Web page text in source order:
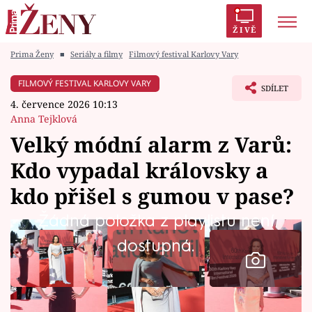
ŽIVĚ
Módní alarm
Zrádci Proměny
Témata
Celebrity
Vztahy
Seriály
Prima Ženy ■ Seriály a filmy Filmový festival Karlovy Vary
FILMOVÝ FESTIVAL KARLOVY VARY
4. července 2026 10:13
Anna Tejklová
SDÍLET
Velký módní alarm z Varů:
Kdo vypadal královsky a
kdo přišel s gumou v pase?
Žádná položka z playlistu není
dostupná.